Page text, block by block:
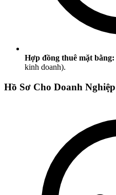
Hợp đồng thuê mặt bằng:
kinh doanh).
Hồ Sơ Cho Doanh Nghiệp